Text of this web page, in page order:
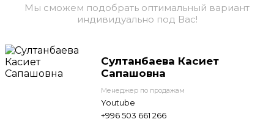
Мы сможем подобрать оптимальный вариант
индивидуально под Вас!
Султанбаева Касиет
Сапашовна
Менеджер по продажам
Youtube
+996 503 661 266